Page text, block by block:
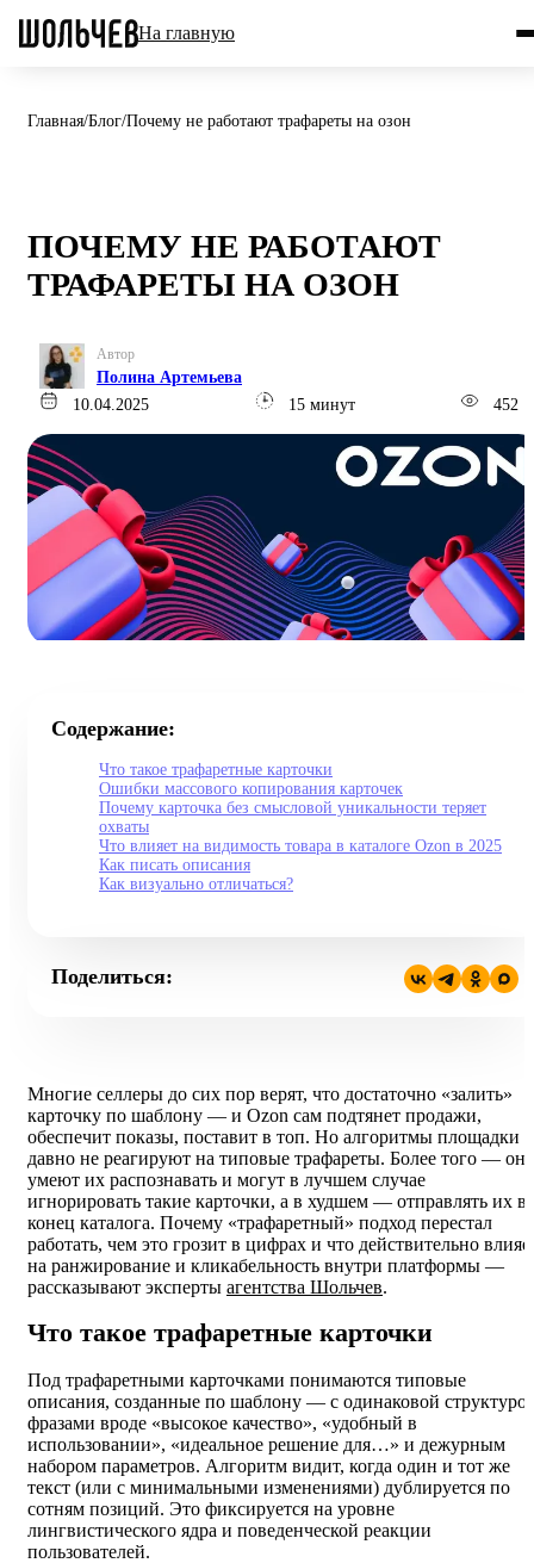
На главную
Главная/Блог/Почему не работают трафареты на озон
ПОЧЕМУ НЕ РАБОТАЮТ
ТРАФАРЕТЫ НА ОЗОН
Автор
Полина Артемьева
10.04.2025
15 минут 452
Многие селлеры до сих пор верят, что достаточно «залить»
карточку по шаблону — и Ozon сам подтянет продажи,
обеспечит показы, поставит в топ. Но алгоритмы площадки
давно не реагируют на типовые трафареты. Более того —
умеют их распознавать и могут в лучшем случае
игнорировать такие карточки, а в худшем — отправлять их в
конец каталога. Почему «трафаретный» подход перестал
работать, чем это грозит в цифрах и что действительно
на ранжирование и кликабельность внутри платформы —
рассказывают эксперты агентства Шольчев.
Что такое трафаретные карточки
Под трафаретными карточками понимаются типовые
описания, созданные по шаблону — с одинаковой
фразами вроде «высокое качество», «удобный в
использовании», «идеальное решение для…» и дежурным
набором параметров. Алгоритм видит, когда один и тот же
текст (или с минимальными изменениями) дублируется по
сотням позиций. Это фиксируется на уровне
лингвистического ядра и поведенческой реакции
пользователей.
Содержание:
Что такое трафаретные карточки
Ошибки массового копирования карточек
Почему карточка без смысловой уникальности теряет
охваты
Что влияет на видимость товара в каталоге Ozon в 2025
Как писать описания
Как визуально отличаться?
Поделиться: